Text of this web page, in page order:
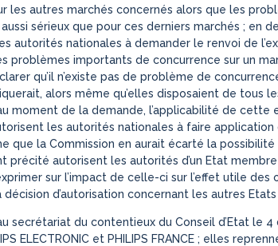
les autres marchés concernés alors que les
sérieux que pour ces derniers marchés ; en
autorités nationales à demander le renvoi de
problèmes importants de concurrence sur un
qu’il n’existe pas de problème de
alors même qu’elles disposaient de tous
moment de la demande, l’applicabilité de cette
les autorités nationales à faire application
que la Commission en aurait écarté la possibilité
précité autorisent les autorités d’un Etat
sur l’impact de celle-ci sur l’effet utile des
d’autorisation concernant les autres
secrétariat du contentieux du Conseil d’Etat le
ELECTRONIC et PHILIPS FRANCE ; elles